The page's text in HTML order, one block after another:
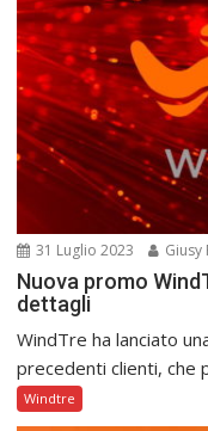
31 Luglio 2023 Giusy
Nuova promo
dettagli
WindTre ha lanciato
precedenti clienti, che
Windtre